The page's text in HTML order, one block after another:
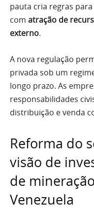
pauta cria regras
com atração de
externo.
A nova regulação
privada sob um
longo prazo. As
responsabilidades
distribuição e venda
Reforma do
visão de
de
Venezuela